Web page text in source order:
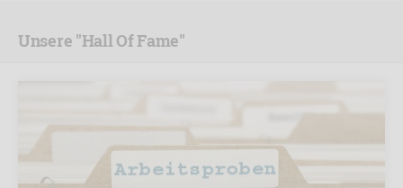
Unsere "Hall Of Fame"